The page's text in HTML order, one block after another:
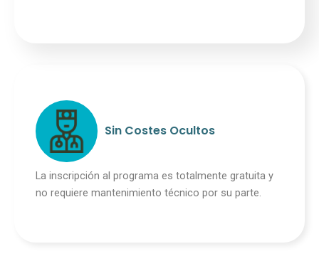
Sin Costes Ocultos
La inscripción al programa es totalmente gratuita y
no requiere mantenimiento técnico por su parte.